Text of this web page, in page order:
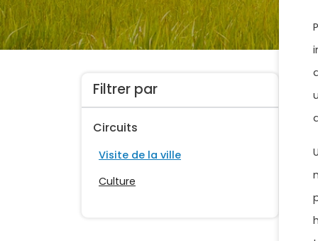
Filtrer par
Circuits
Visite de la ville
Culture